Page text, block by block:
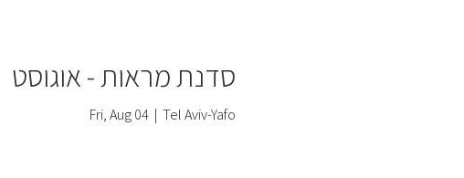
סדנת מראות - אוגוסט
Fri, Aug 04
  |
Tel Aviv-Yafo